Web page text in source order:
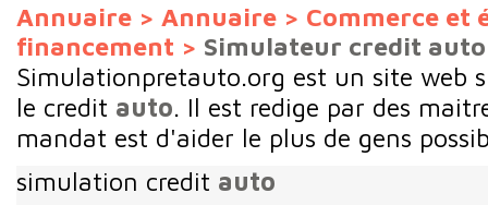
Annuaire > Annuaire > Commerce et
financement > Simulateur credit auto
Simulationpretauto.org est un site web
le credit auto. Il est redige par des
mandat est d'aider le plus de gens
simulation credit auto